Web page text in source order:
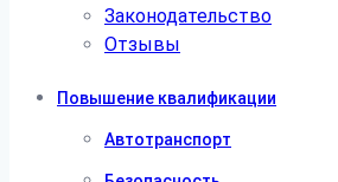
Законодательство
Отзывы
Повышение квалификации
Автотранспорт